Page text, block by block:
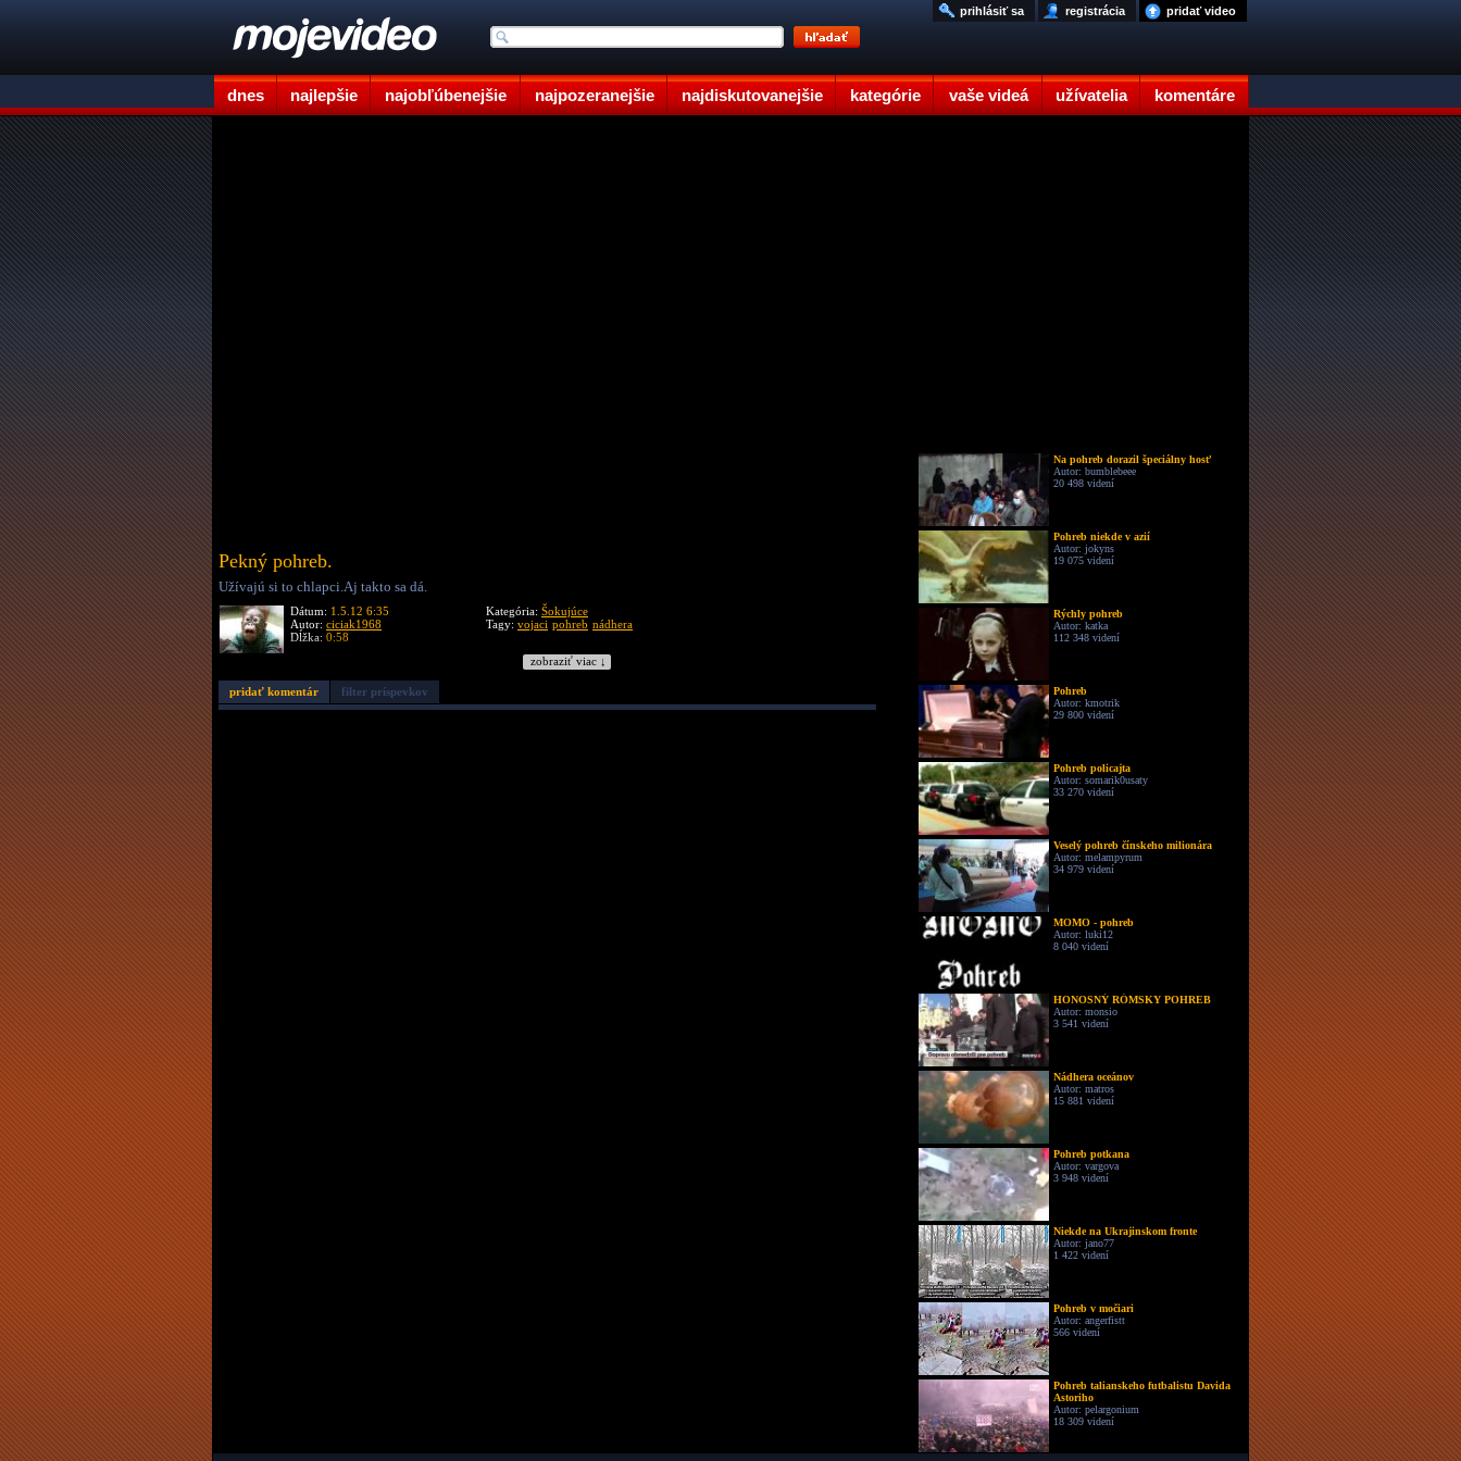
dnes najlepšie najobľúbenejšie najpozeranejšie najdiskutovanejšie kategórie vaše videá užívatelia komentáre
pridať video
registrácia
prihlásiť sa
Pekný pohreb.
Užívajú si to chlapci.Aj takto sa dá.
Dátum: 1.5.12 6:35
Autor: ciciak1968
Dĺžka: 0:58
Kategória: Šokujúce
Tagy: vojaci pohreb nádhera
zobraziť viac ↓
pridať komentár filter príspevkov
Na pohreb dorazil špeciálny hosť
Autor: bumblebeee
20 498 videní
Pohreb niekde v azií
Autor: jokyns
19 075 videní
Rýchly pohreb
Autor: katka
112 348 videní
Pohreb
Autor: kmotrik
29 800 videní
Pohreb policajta
Autor: somarik0usaty
33 270 videní
Veselý pohreb čínskeho milionára
Autor: melampyrum
34 979 videní
MOMO - pohreb
Autor: luki12
8 040 videní
HONOSNÝ RÓMSKY POHREB
Autor: monsio
3 541 videní
Nádhera oceánov
Autor: matros
15 881 videní
Pohreb potkana
Autor: vargova
3 948 videní
Niekde na Ukrajinskom fronte
Autor: jano77
1 422 videní
Pohreb v močiari
Autor: angerfistt
566 videní
Pohreb talianskeho futbalistu Davida
Astoriho
Autor: pelargonium
18 309 videní